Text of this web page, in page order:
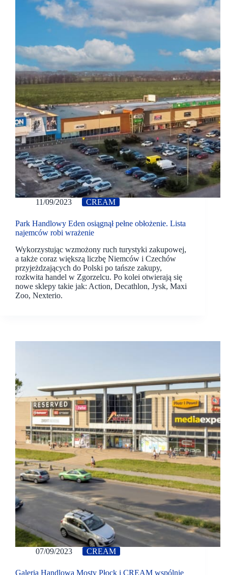
11/09/2023 CREAM
Park Handlowy Eden osiągnął pełne obłożenie. Lista
najemców robi wrażenie
Wykorzystując wzmożony ruch turystyki zakupowej,
a także coraz większą liczbę Niemców i Czechów
przyjeżdzających do Polski po tańsze zakupy,
rozkwita handel w Zgorzelcu. Po kolei otwierają się
nowe sklepy takie jak: Action, Decathlon, Jysk, Maxi
Zoo, Nexterio.
07/09/2023 CREAM
Galeria Handlowa Mosty Płock i CREAM wspólnie